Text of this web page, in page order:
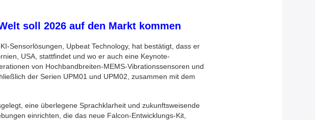
soll 2026 auf den Markt kommen
Sensorlösungen, Upbeat Technology, hat bestätigt, dass er
USA, stattfindet und wo er auch eine Keynote-
von Hochbandbreiten-MEMS-Vibrationssensoren und
der Serien UPM01 und UPM02, zusammen mit dem
eine überlegene Sprachklarheit und zukunftsweisende
einrichten, die das neue Falcon-Entwicklungs-Kit,